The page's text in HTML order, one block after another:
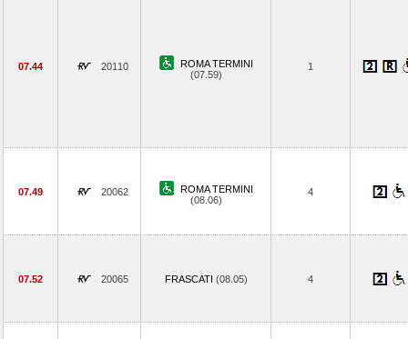
07.44 20110
ROMA TERMINI
(07.59)
1
07.49 20062
ROMA TERMINI
(08.06)
4
07.52 20065 FRASCATI (08.05) 4